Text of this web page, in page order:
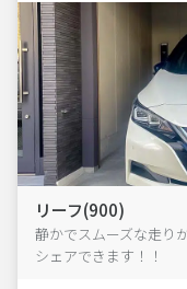
リーフ(900)
静かでスムーズな走り
シェアできます！！